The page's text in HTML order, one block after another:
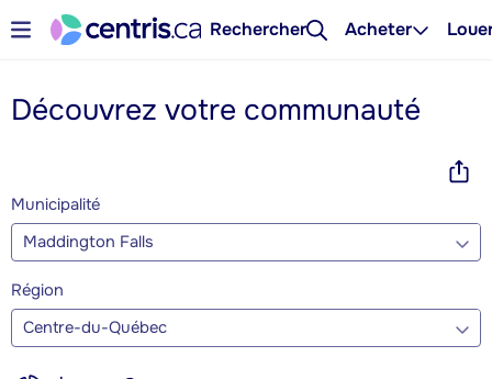
Rechercher Acheter
Découvrez votre communauté
Municipalité
Maddington Falls
Région
Centre-du-Québec